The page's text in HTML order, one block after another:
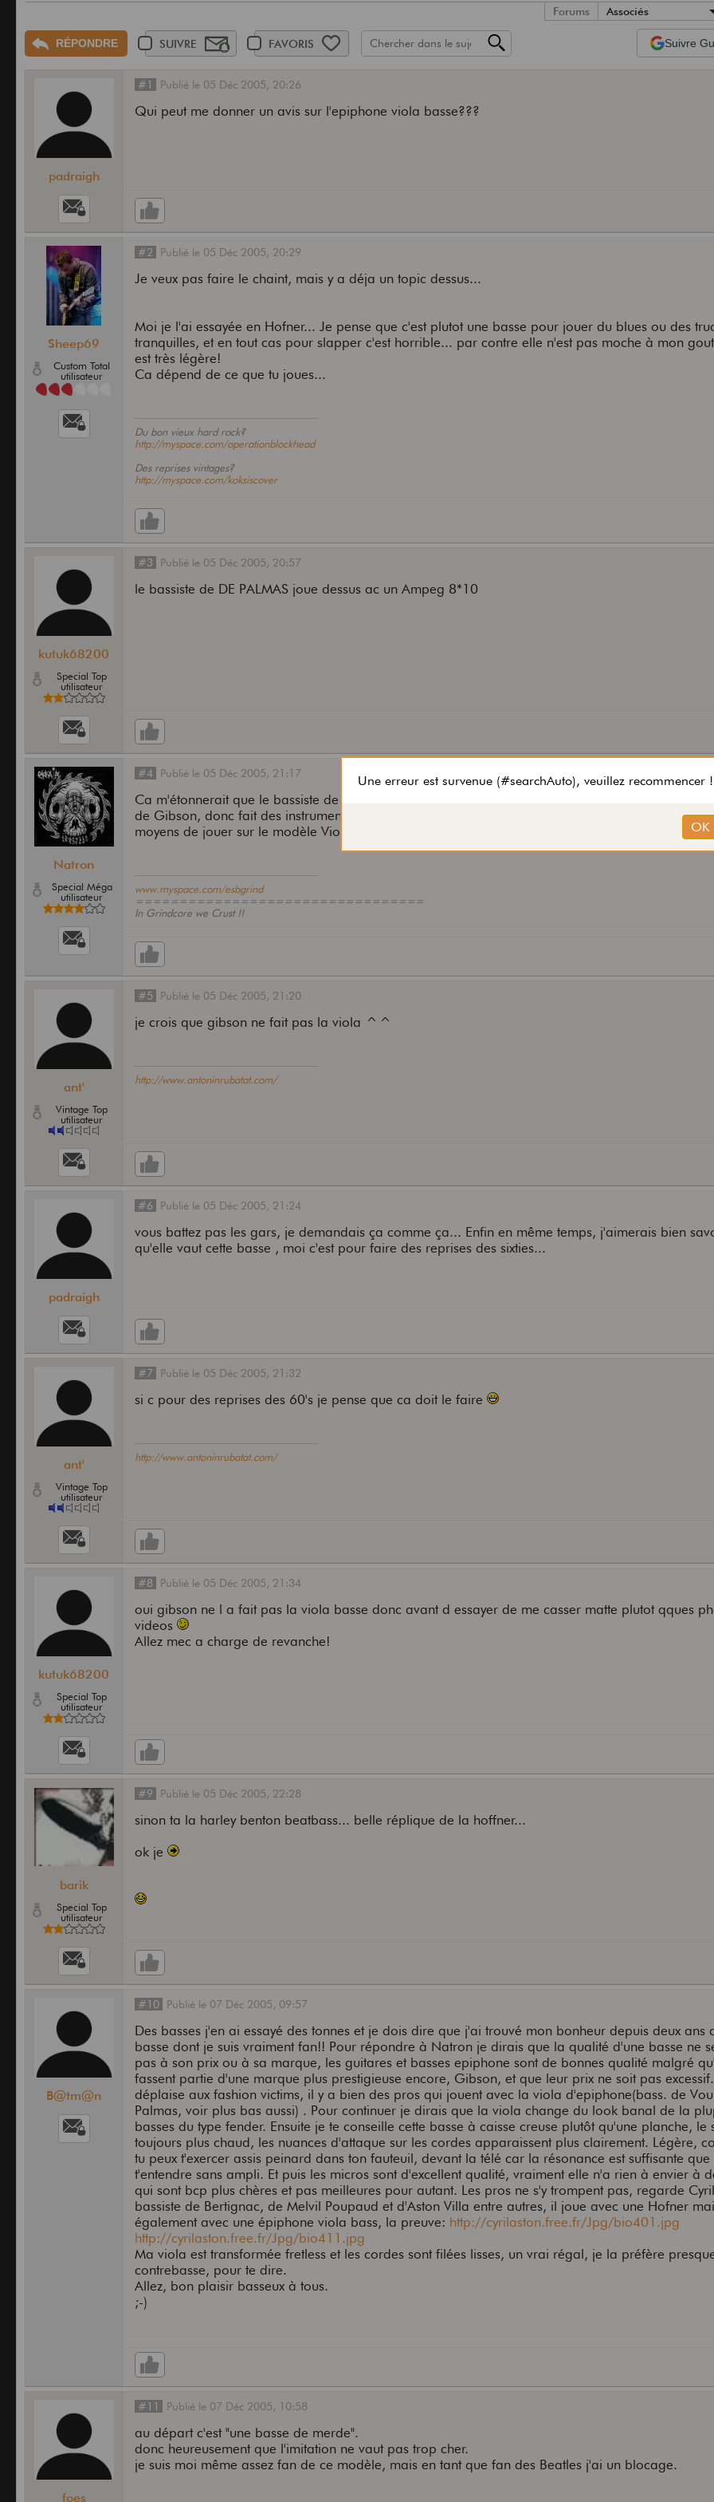
Forums Associés
RÉPONDRE SUIVRE FAVORIS Suivre
padraigh
#1 Publié le 05 Déc 2005, 20:26
Qui peut me donner un avis sur l'epiphone viola basse???
Sheep69
Custom Total
utilisateur
#2 Publié le 05 Déc 2005, 20:29
Je veux pas faire le chaint, mais y a déja un topic dessus...
Moi je l'ai essayée en Hofner... Je pense que c'est plutot une basse pour jouer du blues ou des
tranquilles, et en tout cas pour slapper c'est horrible... par contre elle n'est pas moche à mon
est très légère!
Ca dépend de ce que tu joues...
Du bon vieux hard rock?
http://myspace.com/operationblockhead
Des reprises vintages?
http://myspace.com/koksiscover
kutuk68200
Special Top
utilisateur
#3 Publié le 05 Déc 2005, 20:57
le bassiste de DE PALMAS joue dessus ac un Ampeg 8*10
Natron
Special Méga
utilisateur
#4 Publié le 05 Déc 2005, 21:17
Ca m'étonnerait que le bassiste de De Palmas joue sur une Epiphone vois-tu... Epiphone est la
de Gibson, donc fait des instruments identiques mais de qualité bien moindre... il doit donc avoir
moyens de jouer sur le modèle Viola de Gibson.
www.myspace.com/esbgrind
=================================
In Grindcore we Crust !!
ant'
Vintage Top
utilisateur
#5 Publié le 05 Déc 2005, 21:20
je crois que gibson ne fait pas la viola ^^
http://www.antoninrubatat.com/
padraigh
#6 Publié le 05 Déc 2005, 21:24
vous battez pas les gars, je demandais ça comme ça... Enfin en même temps, j'aimerais bien
qu'elle vaut cette basse , moi c'est pour faire des reprises des sixties...
ant'
Vintage Top
utilisateur
#7 Publié le 05 Déc 2005, 21:32
si c pour des reprises des 60's je pense que ca doit le faire
http://www.antoninrubatat.com/
kutuk68200
Special Top
utilisateur
#8 Publié le 05 Déc 2005, 21:34
oui gibson ne l a fait pas la viola basse donc avant d essayer de me casser matte plutot qques
videos
Allez mec a charge de revanche!
barik
Special Top
utilisateur
#9 Publié le 05 Déc 2005, 22:28
sinon ta la harley benton beatbass... belle réplique de la hoffner...
ok je
B@tm@n
#10 Publié le 07 Déc 2005, 09:57
Des basses j'en ai essayé des tonnes et je dois dire que j'ai trouvé mon bonheur depuis deux ans
basse dont je suis vraiment fan!! Pour répondre à Natron je dirais que la qualité d'une basse ne
pas à son prix ou à sa marque, les guitares et basses epiphone sont de bonnes qualité malgré
fassent partie d'une marque plus prestigieuse encore, Gibson, et que leur prix ne soit pas
déplaise aux fashion victims, il y a bien des pros qui jouent avec la viola d'epiphone(bass. de
Palmas, voir plus bas aussi) . Pour continuer je dirais que la viola change du look banal de la
basses du type fender. Ensuite je te conseille cette basse à caisse creuse plutôt qu'une planche, le
toujours plus chaud, les nuances d'attaque sur les cordes apparaissent plus clairement. Légère,
tu peux t'exercer assis peinard dans ton fauteuil, devant la télé car la résonance est suffisante
t'entendre sans ampli. Et puis les micros sont d'excellent qualité, vraiment elle n'a rien à envier à
qui sont bcp plus chères et pas meilleures pour autant. Les pros ne s'y trompent pas, regarde
bassiste de Bertignac, de Melvil Poupaud et d'Aston Villa entre autres, il joue avec une Hofner
également avec une épiphone viola bass, la preuve: http://cyrilaston.free.fr/Jpg/bio401.jpg
http://cyrilaston.free.fr/Jpg/bio411.jpg
Ma viola est transformée fretless et les cordes sont filées lisses, un vrai régal, je la préfère
contrebasse, pour te dire.
Allez, bon plaisir basseux à tous.
;-)
foes
#11 Publié le 07 Déc 2005, 10:58
au départ c'est "une basse de merde".
donc heureusement que l'imitation ne vaut pas trop cher.
je suis moi même assez fan de ce modèle, mais en tant que fan des Beatles j'ai un blocage.